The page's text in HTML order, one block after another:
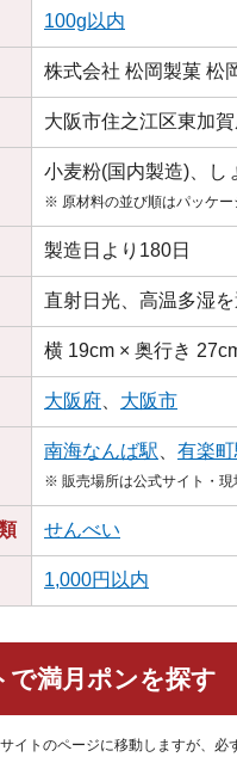
100g以内
株式会社 松岡製菓 松
大阪市住之江区東加
小麦粉(国内製造)、し
※ 原材料の並び順はパッケー
製造日より180日
直射日光、高温多湿
横 19cm × 奥行き
大阪府 大阪市
南海なんば駅 有楽
※ 販売場所は公式サイト・現
せんべい
1,000円以内
で満月ポンを探す
イトのページに移動しますが、必